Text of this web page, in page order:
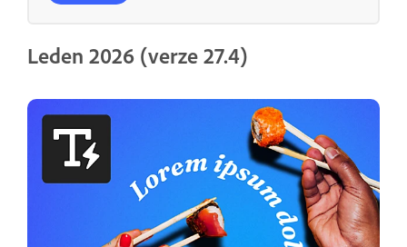
Leden 2026 (verze 27.4)